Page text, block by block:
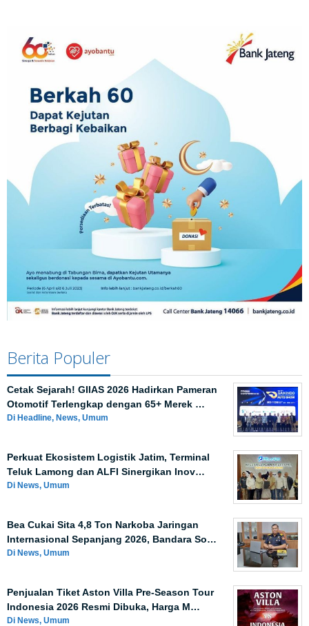
Berita Populer
Cetak Sejarah! GIIAS 2026 Hadirkan Pameran
Otomotif Terlengkap dengan 65+ Merek …
Di Headline, News, Umum
Perkuat Ekosistem Logistik Jatim, Terminal
Teluk Lamong dan ALFI Sinergikan Inov…
Di News, Umum
Bea Cukai Sita 4,8 Ton Narkoba Jaringan
Internasional Sepanjang 2026, Bandara So…
Di News, Umum
Penjualan Tiket Aston Villa Pre-Season Tour
Indonesia 2026 Resmi Dibuka, Harga M…
Di News, Umum